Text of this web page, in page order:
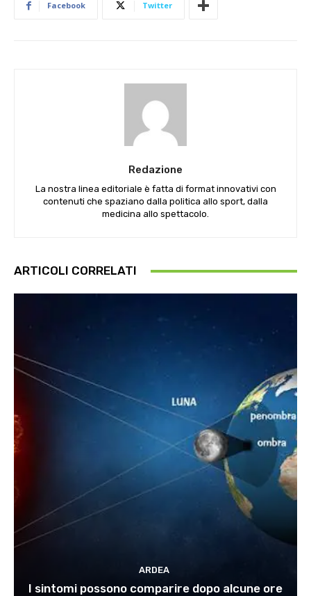
Facebook Twitter
Redazione
La nostra linea editoriale è fatta di format innovativi con
contenuti che spaziano dalla politica allo sport, dalla
medicina allo spettacolo.
ARTICOLI CORRELATI
ARDEA
I sintomi possono comparire dopo alcune ore